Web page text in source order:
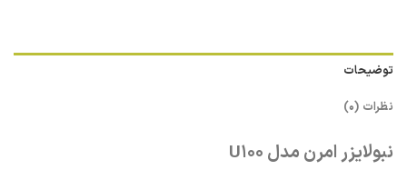
توضیحات
نظرات (0)
نبولایزر امرن مدل U100